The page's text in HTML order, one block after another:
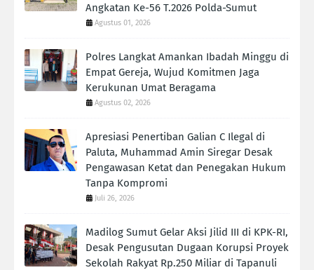
Angkatan Ke-56 T.2026 Polda-Sumut
Agustus 01, 2026
Polres Langkat Amankan Ibadah Minggu di
Empat Gereja, Wujud Komitmen Jaga
Kerukunan Umat Beragama
Agustus 02, 2026
Apresiasi Penertiban Galian C Ilegal di
Paluta, Muhammad Amin Siregar Desak
Pengawasan Ketat dan Penegakan Hukum
Tanpa Kompromi
Juli 26, 2026
Madilog Sumut Gelar Aksi Jilid III di KPK-RI,
Desak Pengusutan Dugaan Korupsi Proyek
Sekolah Rakyat Rp.250 Miliar di Tapanuli